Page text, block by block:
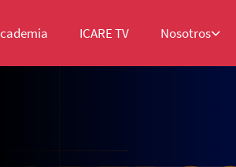
ICARE TV Nosotros